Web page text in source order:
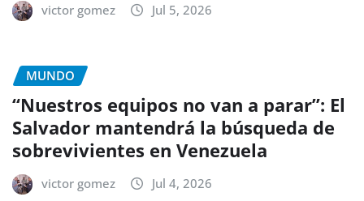
victor gomez Jul 5, 2026
MUNDO
“Nuestros equipos no van a parar”: El
Salvador mantendrá la búsqueda de
sobrevivientes en Venezuela
victor gomez Jul 4, 2026